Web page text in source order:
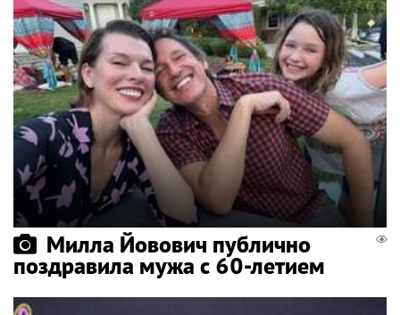
Милла Йовович публично
поздравила мужа с 60-летием